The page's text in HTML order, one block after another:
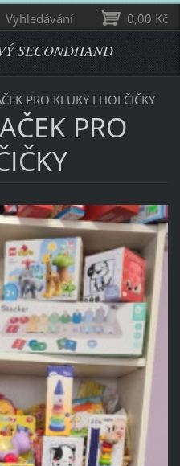
SECONDHAND
PRO KLUKY I HOLČIČKY
PRO
0,00 Kč
Vyhledávání